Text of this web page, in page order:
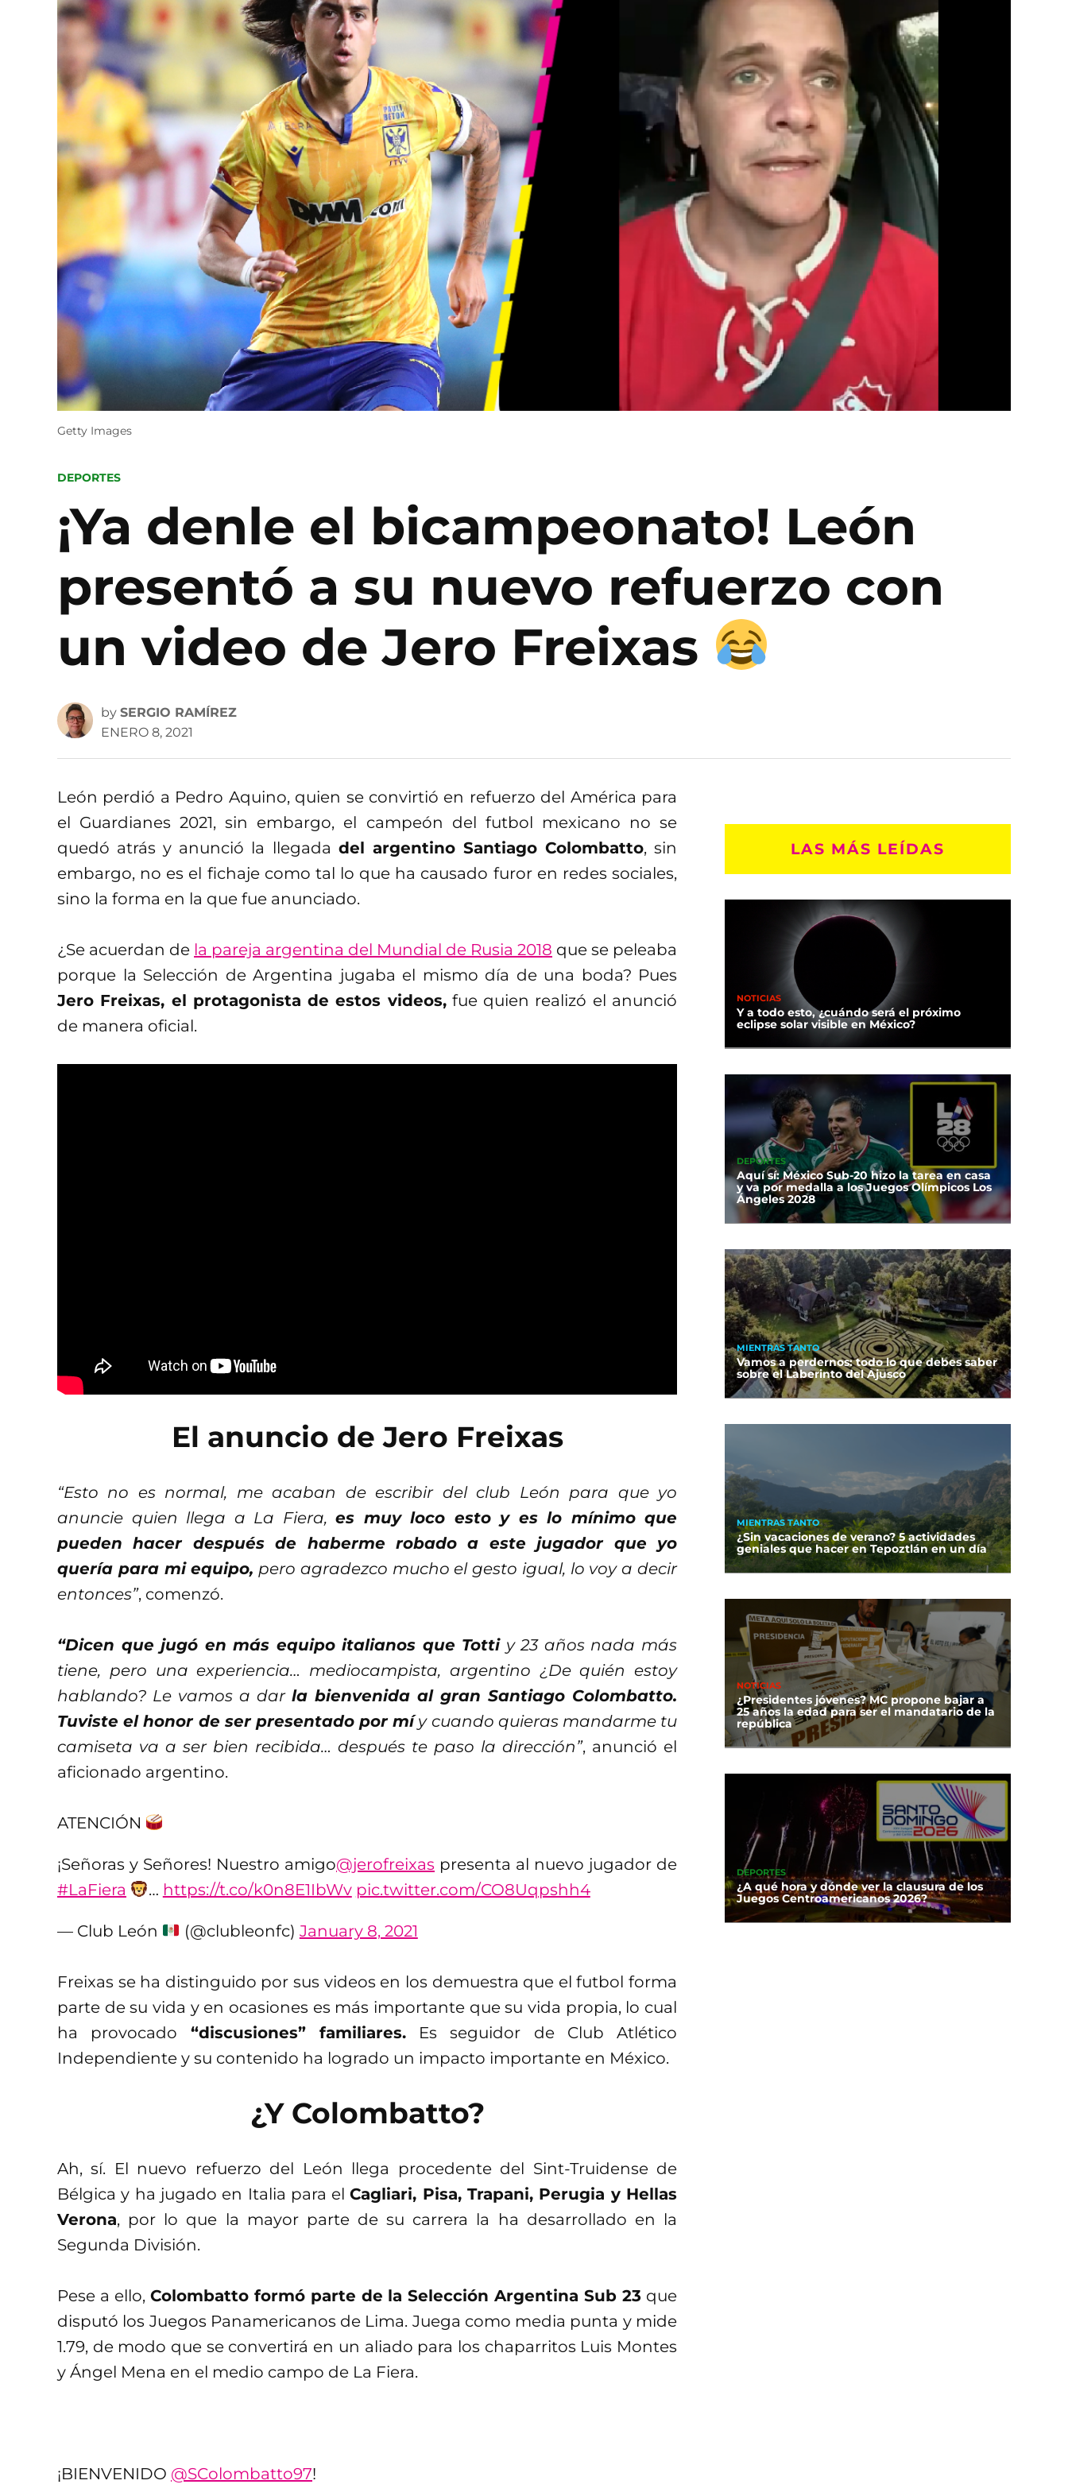
Getty Images
POSTED
DEPORTES
¡Ya denle el bicampeonato! León
presentó a su nuevo refuerzo con
un video de Jero Freixas
by SERGIO RAMÍREZ
ENERO 8, 2021
León perdió a Pedro Aquino, quien se convirtió en refuerzo del América para
el Guardianes 2021, sin embargo, el campeón del futbol mexicano no se
quedó atrás y anunció la llegada del argentino Santiago Colombatto, sin
embargo, no es el fichaje como tal lo que ha causado furor en redes sociales,
sino la forma en la que fue anunciado.
¿Se acuerdan de la pareja argentina del Mundial de Rusia 2018 que se peleaba
porque la Selección de Argentina jugaba el mismo día de una boda? Pues
Jero Freixas, el protagonista de estos videos,fue quien realizó el anunció
de manera oficial.
El anuncio de Jero Freixas
“Esto no es normal, me acaban de escribir del club León para que yo
anuncie quien llega a La Fiera, es muy loco esto y es lo mínimo que
pueden hacer después de haberme robado a este jugador que yo
quería para mi equipo, pero agradezco mucho el gesto igual, lo voy a decir
entonces”, comenzó.
“Dicen que jugó en más equipo italianos que Tottiy 23 años nada más
tiene, pero una experiencia… mediocampista, argentino ¿De quién estoy
hablando? Le vamos a dar la bienvenida al gran Santiago Colombatto.
Tuviste el honor de ser presentado por míy cuando quieras mandarme tu
camiseta va a ser bien recibida… después te paso la dirección”, anunció el
aficionado argentino.
ATENCIÓN
¡Señoras y Señores! Nuestro amigo@jerofreixas presenta al nuevo jugador de
#LaFiera
… https://t.co/k0n8E1IbWv pic.twitter.com/CO8Uqpshh4
— Club León (@clubleonfc) January 8, 2021
Freixas se ha distinguido por sus videos en los demuestra que el futbol forma
parte de su vida y en ocasiones es más importante que su vida propia, lo cual
ha provocado “discusiones” familiares.Es seguidor de Club Atlético
Independiente y su contenido ha logrado un impacto importante en México.
¿Y Colombatto?
Ah, sí. El nuevo refuerzo del León llega procedente del Sint-Truidense de
Bélgica y ha jugado en Italia para elCagliari, Pisa, Trapani, Perugia y Hellas
Verona, por lo que la mayor parte de su carrera la ha desarrollado en la
Segunda División.
Pese a ello, Colombatto formó parte de la Selección Argentina Sub 23 que
disputó los Juegos Panamericanos de Lima. Juega como media punta y mide
1.79, de modo que se convertirá en un aliado para los chaparritos Luis Montes
y Ángel Mena en el medio campo de La Fiera.
¡BIENVENIDO ⁦ @SColombatto97⁩!
LAS MÁS LEÍDAS
NOTICIAS
Y a todo esto, ¿cuándo será el próximo
eclipse solar visible en México?
DEPORTES
Aquí sí: México Sub-20 hizo la tarea en casa
y va por medalla a los Juegos Olímpicos Los
Ángeles 2028
MIENTRAS TANTO
Vamos a perdernos: todo lo que debes saber
sobre el Laberinto del Ajusco
MIENTRAS TANTO
¿Sin vacaciones de verano? 5 actividades
geniales que hacer en Tepoztlán en un día
NOTICIAS
¿Presidentes jóvenes? MC propone bajar a
25 años la edad para ser el mandatario de la
república
DEPORTES
¿A qué hora y dónde ver la clausura de los
Juegos Centroamericanos 2026?